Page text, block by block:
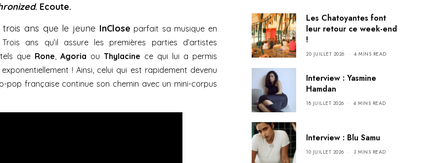
. Ecoute.
ans que le jeune InClose parfait sa musique en
ans qu’il assure les premières parties d’artistes
que Rone, Agoria ou Thylacine ce qui lui a permis
! Ainsi, celui qui est rapidement devenu
pop française continue son chemin avec un mini-corpus
Les Chatoyantes font
leur retour ce week-end
!
20 JUILLET 2026 4 MINS READ
Interview : Yasmine
Hamdan
18 JUILLET 2026 4 MINS READ
Interview : Blu Samu
10 JUILLET 2026 3 MINS READ